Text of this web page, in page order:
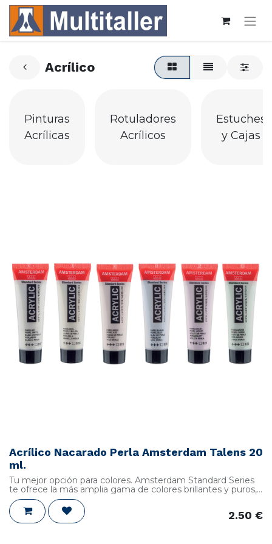
Acrílico
Pinturas
Acrílicas
Rotuladores
Acrílicos
Estuches
y Cajas
Acrílico Nacarado Perla Amsterdam Talens 20
ml.
Tu mejor opción para colores. Amsterdam Standard Series
te ofrece la más amplia gama de colores brillantes y puros,
todos finamente elaborados en base de emulsión 100%
acrílica y pigmentos de elevada calidad. Disfruta de pinturas
con una gran resistencia a la luz y gran variedad de
opacidades. ¿Necesitas algo especial? Descubre las
2.50 €